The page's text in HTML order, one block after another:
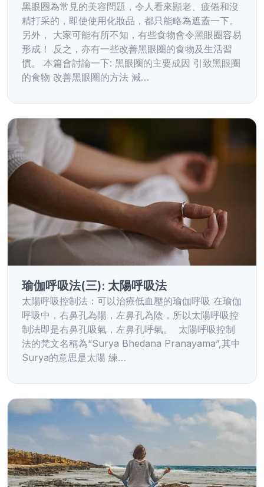
黑眼圈為常見的美容問題，令人看來顯老、疲倦和沒
精打采的，即使使用化妝品，都只能略為遮蓋一下。
另外， 大家可能有所不知，有些食物會令黑眼圈容易
形成！ 反之，亦有一些改善黑眼圈的食物及生活習
慣。 本篇會討論一下: 黑眼圈的主要成因 引致黑眼圈
的食物 改善黑眼圈的方法 減…
瑜伽呼吸法(三): 太陽呼吸法
太陽呼吸控制法：可以治療低血壓的瑜伽呼吸 在瑜伽
呼吸中，右鼻孔為陽，左鼻孔為陰，所以太陽呼吸控
制法即是右鼻孔吸氣，左鼻孔呼氣。 太陽呼吸控制
法的梵文名稱為“Surya Bhedana Pranayama”,其中
Surya的意思是太陽 練…